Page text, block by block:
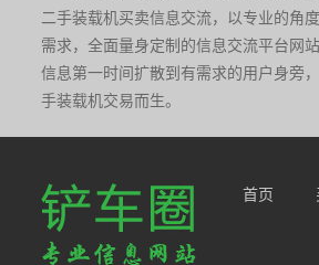
二手装载机买卖信息交流，以专业的角
需求，全面量身定制的信息交流平台网
信息第一时间扩散到有需求的用户身旁，
手装载机交易而生。
首页